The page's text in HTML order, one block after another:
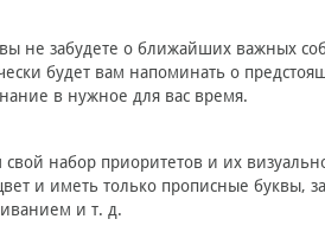
не забудете о ближайших важных
будет вам напоминать о
в нужное для вас время.
свой набор приоритетов и их
и иметь только прописные буквы,
и т. д.